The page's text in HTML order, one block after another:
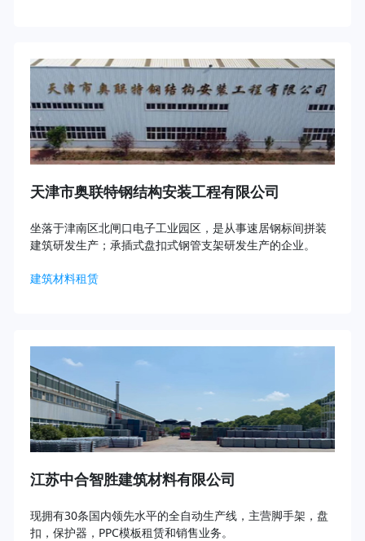
天津市奥联特钢结构安装工程有限公司
坐落于津南区北闸口电子工业园区，是从事速居钢标间拼装
建筑研发生产；承插式盘扣式钢管支架研发生产的企业。
建筑材料租赁
江苏中合智胜建筑材料有限公司
现拥有30条国内领先水平的全自动生产线，主营脚手架，盘
扣，保护器，PPC模板租赁和销售业务。